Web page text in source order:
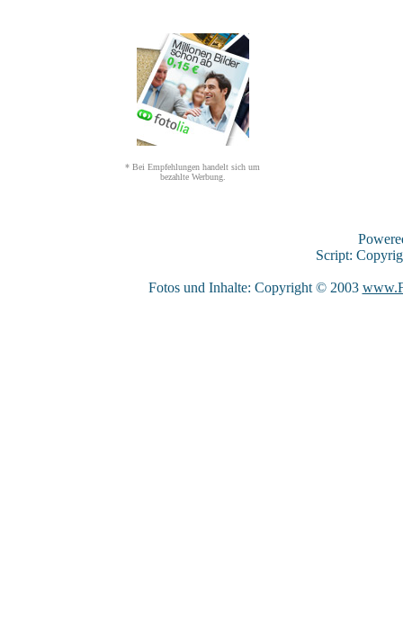
* Bei Empfehlungen handelt sich um
bezahlte Werbung.
Script:
Fotos und Inhalte: Copyright © 2003